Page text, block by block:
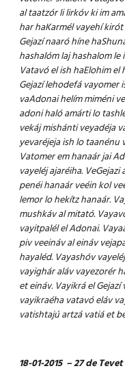
al taatzór li lirkóv ki im
har haKarmél vayehí
Gejazí naaró híne
hashalóm laj hashalom
Vatavó el ish haElohim
Gejazí lehodefá vayomer
vaAdonai helím miméni
adoni haló amárti lo
vekáj mishánti veyadéja
yevaréjeja ish lo taanénu
Vatomer em hanaár jai
vayeléj ajaréiha.
penéi hanaár veéin kol
lemor lo hekítz hanaár.
mushkáv al mitató.
vayitpalél el Adonai.
piv veeináv al eináv
hayaléd. Vayashóv
vayighár aláv vayezorér
et eináv. Vayikrá el
vayikraéha vatavó eláv
vatishtajú artzá vatiá et
18-01-2015 – 27 de